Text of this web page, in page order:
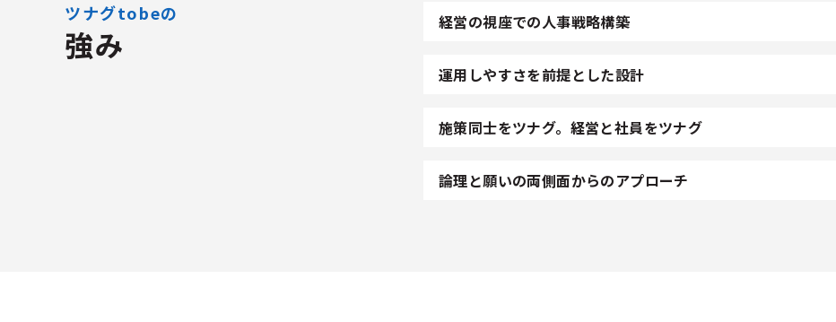
ツナグtobeの
強み
経営の視座での人事戦略構築
運用しやすさを前提とした設計
施策同士をツナグ。経営と社員をツナグ
論理と願いの両側面からのアプローチ